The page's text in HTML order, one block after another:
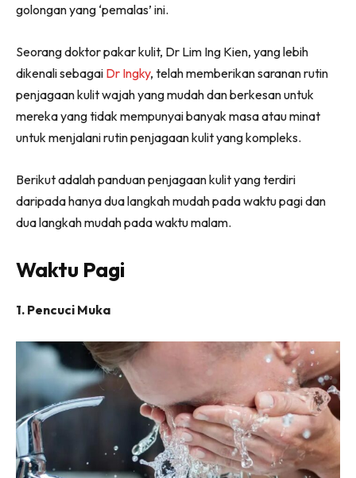
golongan yang ‘pemalas’ ini.
Seorang doktor pakar kulit, Dr Lim Ing Kien, yang lebih
dikenali sebagai Dr Ingky, telah memberikan saranan rutin
penjagaan kulit wajah yang mudah dan berkesan untuk
mereka yang tidak mempunyai banyak masa atau minat
untuk menjalani rutin penjagaan kulit yang kompleks.
Berikut adalah panduan penjagaan kulit yang terdiri
daripada hanya dua langkah mudah pada waktu pagi dan
dua langkah mudah pada waktu malam.
Waktu Pagi
1. Pencuci Muka